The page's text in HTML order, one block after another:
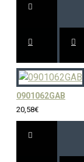
0901062GAB
20,58€